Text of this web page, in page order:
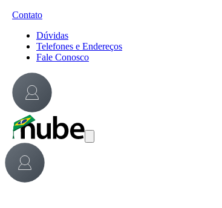
Contato
Dúvidas
Telefones e Endereços
Fale Conosco